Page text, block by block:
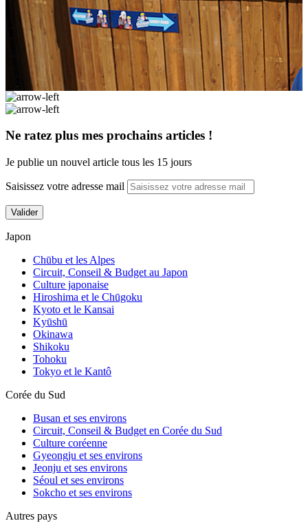
Naruto au parc Spirou : Konoha Land, le
premier en France !
Ne ratez plus mes prochains articles !
Je publie un nouvel article tous les 15 jours
Saisissez votre adresse mail
Valider
Japon
Chūbu et les Alpes
Circuit, Conseil & Budget au Japon
Culture japonaise
Hiroshima et le Chūgoku
Kyoto et le Kansai
Kyūshū
Okinawa
Shikoku
Tohoku
Tokyo et le Kantô
Corée du Sud
Busan et ses environs
Circuit, Conseil & Budget en Corée du Sud
Culture coréenne
Gyeongju et ses environs
Jeonju et ses environs
Séoul et ses environs
Sokcho et ses environs
Autres pays